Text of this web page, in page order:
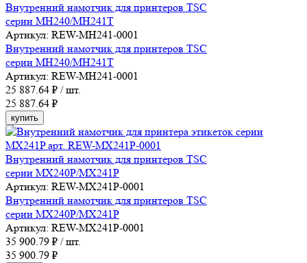
Внутренний намотчик для принтеров TSC
серии MH240/MH241T
Артикул: REW-MH241-0001
Внутренний намотчик для принтеров TSC
серии MH240/MH241T
Артикул: REW-MH241-0001
25 887.64 ₽ / шт.
25 887.64 ₽
купить
Внутренний намотчик для принтеров TSC
серии MX240P/MX241P
Артикул: REW-MX241P-0001
Внутренний намотчик для принтеров TSC
серии MX240P/MX241P
Артикул: REW-MX241P-0001
35 900.79 ₽ / шт.
35 900.79 ₽